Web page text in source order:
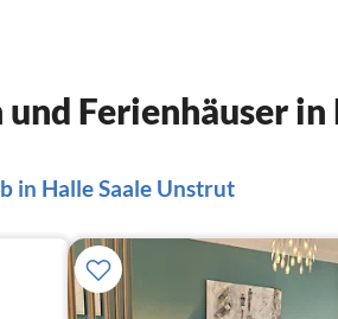
Ferienhäuser in
in Halle Saale Unstrut